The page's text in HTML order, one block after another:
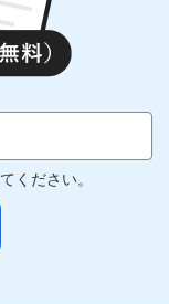
ください。